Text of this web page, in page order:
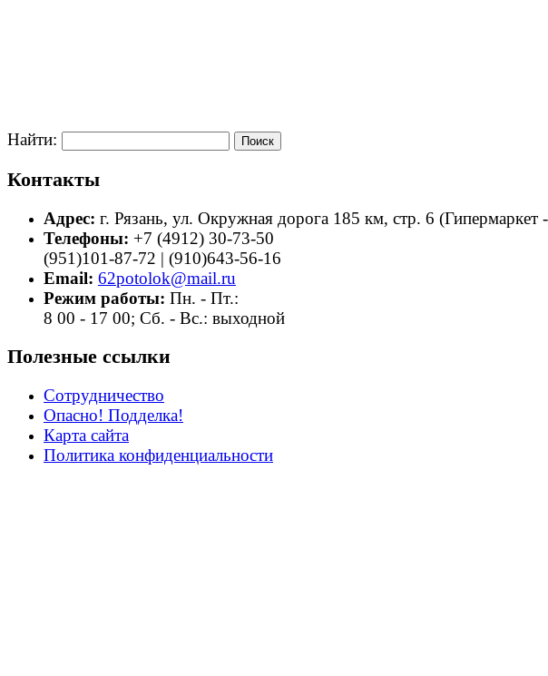
Найти:
Контакты
Адрес: г. Рязань, ул. Окружная дорога 185 км, стр. 6 (Гипермаркет
Телефоны: +7 (4912) 30-73-50
(951)101-87-72 | (910)643-56-16
Email: 62potolok@mail.ru
Режим работы: Пн. - Пт.:
8 00 - 17 00; Сб. - Вс.: выходной
Полезные ссылки
Сотрудничество
Опасно! Подделка!
Карта сайта
Политика конфиденциальности